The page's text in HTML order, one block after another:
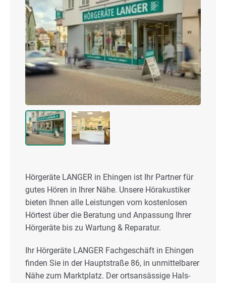
Hörgeräte LANGER in Ehingen ist Ihr Partner für
gutes Hören in Ihrer Nähe. Unsere Hörakustiker
bieten Ihnen alle Leistungen vom kostenlosen
Hörtest über die Beratung und Anpassung Ihrer
Hörgeräte bis zu Wartung & Reparatur.
Ihr Hörgeräte LANGER Fachgeschäft in Ehingen
finden Sie in der Hauptstraße 86, in unmittelbarer
Nähe zum Marktplatz. Der ortsansässige Hals-